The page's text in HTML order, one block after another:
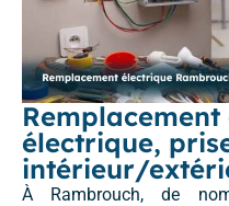
électrique,
intérieur/
À Rambrouch, de